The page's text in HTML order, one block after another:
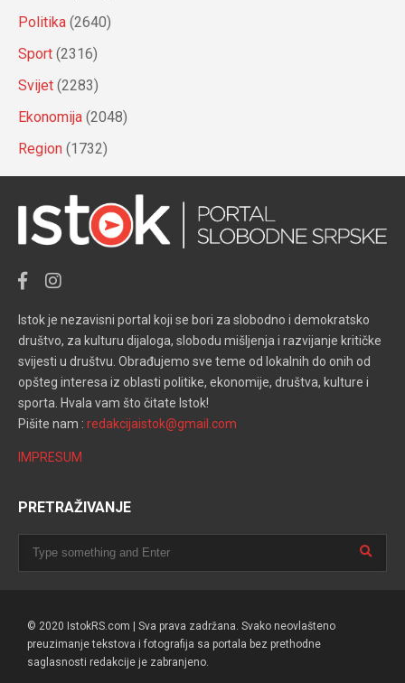
Politika (2640)
Sport (2316)
Svijet (2283)
Ekonomija (2048)
Region (1732)
Istok je nezavisni portal koji se bori za slobodno i demokratsko
društvo, za kulturu dijaloga, slobodu mišljenja i razvijanje kritičke
svijesti u društvu. Obrađujemo sve teme od lokalnih do onih od
opšteg interesa iz oblasti politike, ekonomije, društva, kulture i
sporta. Hvala vam što čitate Istok!
Pišite nam : redakcijaistok@gmail.com
IMPRESUM
PRETRAŽIVANJE
© 2020 IstokRS.com | Sva prava zadržana. Svako neovlašteno
preuzimanje tekstova i fotografija sa portala bez prethodne
saglasnosti redakcije je zabranjeno.